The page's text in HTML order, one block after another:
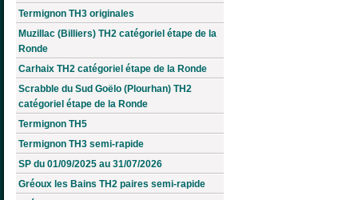
Termignon TH3 originales
Muzillac (Billiers) TH2 catégoriel étape de la
Ronde
Carhaix TH2 catégoriel étape de la Ronde
Scrabble du Sud Goëlo (Plourhan) TH2
catégoriel étape de la Ronde
Termignon TH5
Termignon TH3 semi-rapide
SP du 01/09/2025 au 31/07/2026
Gréoux les Bains TH2 paires semi-rapide